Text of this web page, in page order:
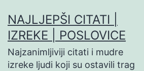
na
sadržaj
NAJLJEPŠI CITATI |
IZREKE | POSLOVICE
Najzanimljiviji citati i mudre
izreke ljudi koji su ostavili trag